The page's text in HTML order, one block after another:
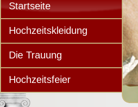
Startseite
Hochzeitskleidung
Die Trauung
Hochzeitsfeier